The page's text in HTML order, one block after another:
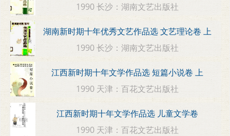
1990 长沙：湖南文艺出版社
湖南新时期十年优秀文艺作品选 文艺理论卷 上
1990 长沙：湖南文艺出版社
江西新时期十年文学作品选 短篇小说卷 上
1990 天津：百花文艺出版社
江西新时期十年文学作品选 儿童文学卷
1990 天津：百花文艺出版社